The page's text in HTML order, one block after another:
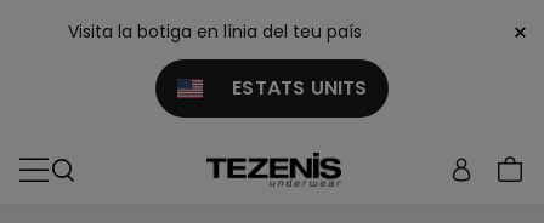
Visita la botiga en línia del teu país
ESTATS UNITS
×